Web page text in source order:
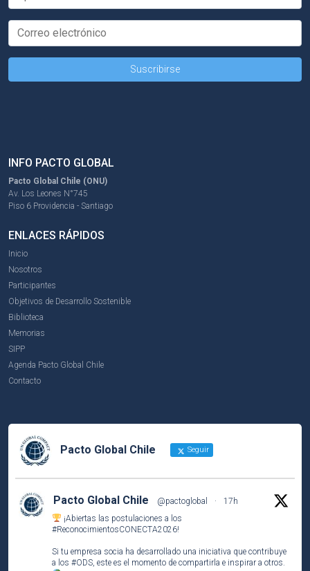
INFO PACTO GLOBAL
Pacto Global Chile (ONU)
Av. Los Leones N°745
Piso 6 Providencia - Santiago
ENLACES RÁPIDOS
Inicio
Nosotros
Participantes
Objetivos de Desarrollo Sostenible
Biblioteca
Memorias
SIPP
Agenda Pacto Global Chile
Contacto
Pacto Global Chile Seguir
Pacto Global Chile @pactoglobal ·
17h
¡Abiertas las postulaciones a los
#ReconocimientosCONECTA2026!
Si tu empresa socia ha desarrollado una iniciativa que contribuye
a los #ODS , este es el momento de compartirla e inspirar a otros.